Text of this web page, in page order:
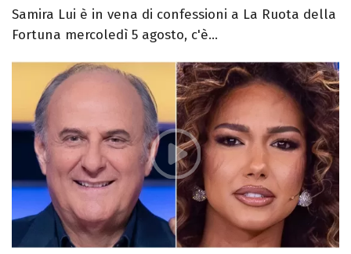
Samira Lui è in vena di confessioni a La Ruota della
Fortuna mercoledì 5 agosto, c'è...